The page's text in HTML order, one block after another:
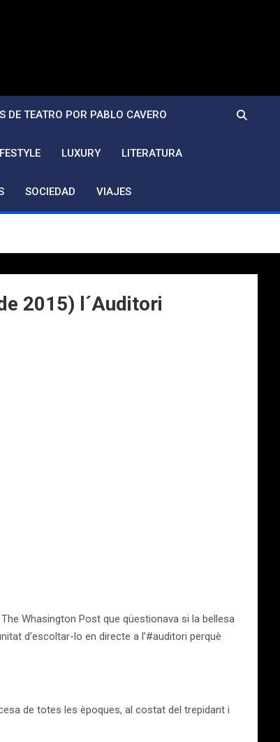
DE TEATRO POR PABLO CAVERO
LUXURY LITERATURA
SOCIEDAD VIAJES
2015) l´Auditori
Whasington Post que qüestionava si la bellesa
d’escoltar-lo en directe a l’‪#‎auditori‬ perquè
de totes les èpoques, al costat del trepidant i